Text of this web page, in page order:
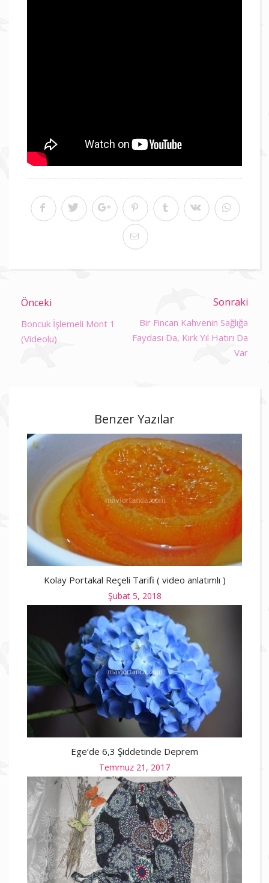
Önceki
Boncuk İşlemeli Mont 1
(Videolu)
Sonraki
Bir Fincan Kahvenin Sağlığa
Faydası Da, Kırk Yıl Hatırı Da
Var
Benzer Yazılar
Kolay Portakal Reçeli Tarifi ( video anlatımlı )
Posted
on
Şubat 5, 2018
Ege’de 6,3 Şiddetinde Deprem
Posted
on
Temmuz 21, 2017